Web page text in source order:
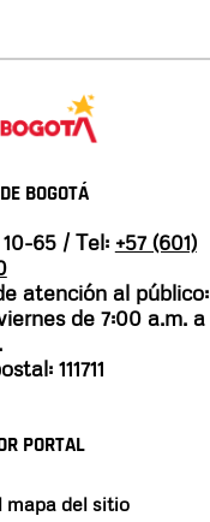
BOGOTÁ
65 / Tel: +57 (601)
atención al público:
de 7:00 a.m. a
111711
PORTAL
mapa del sitio